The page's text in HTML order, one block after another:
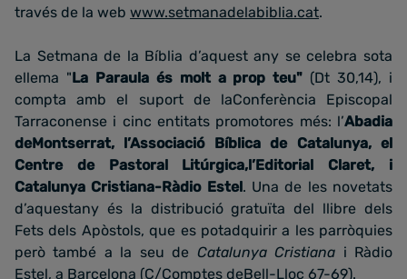
través de la web www.setmanadelabiblia.cat.
La Setmana de la Bíblia d’aquest any se celebra sota
ellema "La Paraula és molt a prop teu" (Dt 30,14), i
compta amb el suport de laConferència Episcopal
Tarraconense i cinc entitats promotores més: l’Abadia
deMontserrat, l’Associació Bíblica de Catalunya, el
Centre de Pastoral Litúrgica,l’Editorial Claret, i
Catalunya Cristiana-Ràdio Estel. Una de les novetats
d’aquestany és la distribució gratuïta del llibre dels
Fets dels Apòstols, que es potadquirir a les parròquies
però també a la seu de Catalunya Cristiana i Ràdio
Estel, a Barcelona (C/Comptes deBell-Lloc 67-69).